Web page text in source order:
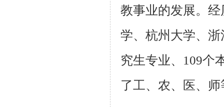
教事业的发展。
学、杭州大学、
究生专业、109个
了工、农、医、